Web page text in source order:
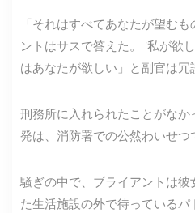
「それはすべてあなたが望む
ントはサスで答えた。 '私が欲
はあなたが欲しい」と副官は冗
刑務所に入れられたことがな
発は、消防署での公然わいせつ
騒ぎの中で、ブライアントは
た生活施設の外で待っているパ